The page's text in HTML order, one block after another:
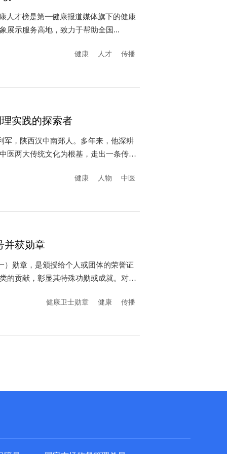
人才榜是第一健康报道媒体旗下的健康
展示服务高地，致力于帮助全国...
健康 人才 传播
实践的探索者
军，陕西汉中南郑人。多年来，他深耕
医两大传统文化为根基，走出一条传
健康 人物 中医
并获勋章
勋章，是颁授给个人或团体的荣誉证
的贡献，彰显其特殊功勋或成就。对
健康卫士勋章 健康 传播